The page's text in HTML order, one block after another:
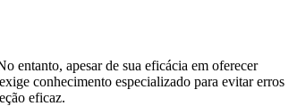
entanto, apesar de sua eficácia em oferecer
conhecimento especializado para evitar erros
eficaz.